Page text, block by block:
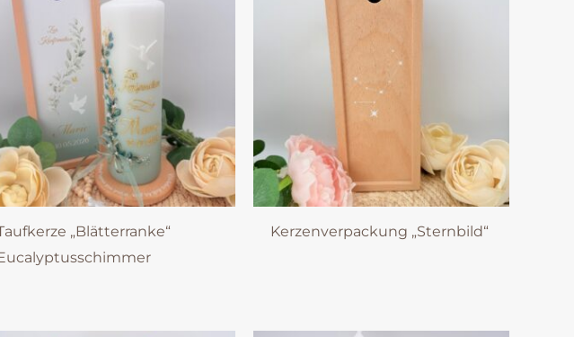
„Blätterranke“
Kerzenverpackung „Sternbild“